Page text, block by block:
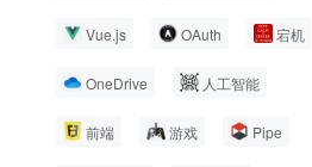
Vue.js OAuth 宕机
OneDrive 人工智能
前端 游戏 Pipe